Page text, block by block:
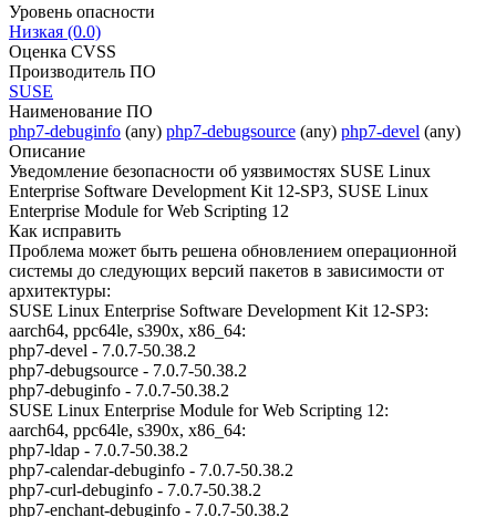
Уровень опасности
Низкая (0.0)
Оценка CVSS
Производитель ПО
SUSE
Наименование ПО
php7-debuginfo (any) php7-debugsource (any) php7-devel (any)
Описание
Уведомление безопасности об уязвимостях SUSE Linux
Enterprise Software Development Kit 12-SP3, SUSE Linux
Enterprise Module for Web Scripting 12
Как исправить
Проблема может быть решена обновлением операционной
системы до следующих версий пакетов в зависимости от
архитектуры:
SUSE Linux Enterprise Software Development Kit 12-SP3:
aarch64, ppc64le, s390x, x86_64:
php7-devel - 7.0.7-50.38.2
php7-debugsource - 7.0.7-50.38.2
php7-debuginfo - 7.0.7-50.38.2
SUSE Linux Enterprise Module for Web Scripting 12:
aarch64, ppc64le, s390x, x86_64:
php7-ldap - 7.0.7-50.38.2
php7-calendar-debuginfo - 7.0.7-50.38.2
php7-curl-debuginfo - 7.0.7-50.38.2
php7-enchant-debuginfo - 7.0.7-50.38.2